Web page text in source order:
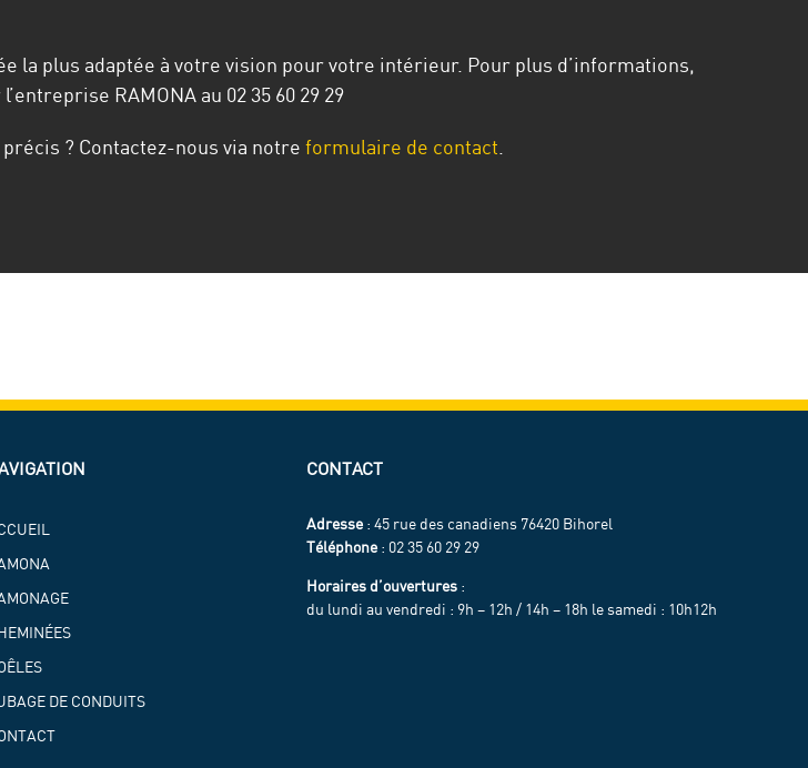
la plus adaptée à votre vision pour votre intérieur. Pour plus d’informations,
RAMONA au 02 35 60 29 29
? Contactez-nous via notre formulaire de contact.
DE CONDUITS
CONTACT
Adresse : 45 rue des canadiens 76420 Bihorel
Téléphone : 02 35 60 29 29
Horaires d’ouvertures :
du lundi au vendredi : 9h – 12h / 14h – 18h le samedi : 10h12h